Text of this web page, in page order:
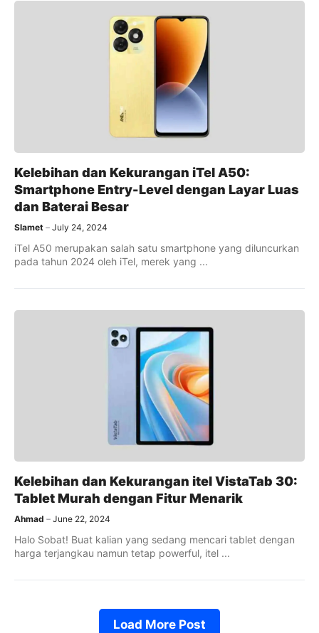
Kelebihan dan Kekurangan iTel A50:
Smartphone Entry-Level dengan Layar Luas
dan Baterai Besar
Slamet July 24, 2024
iTel A50 merupakan salah satu smartphone yang diluncurkan
pada tahun 2024 oleh iTel, merek yang ...
Kelebihan dan Kekurangan itel VistaTab 30:
Tablet Murah dengan Fitur Menarik
Ahmad June 22, 2024
Halo Sobat! Buat kalian yang sedang mencari tablet dengan
harga terjangkau namun tetap powerful, itel ...
Load More Post